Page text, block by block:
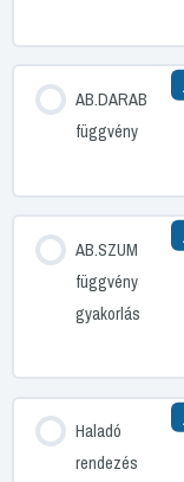
AB.DARAB
függvény
AB.SZUM
függvény
gyakorlás
Haladó
rendezés